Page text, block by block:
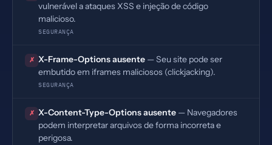
vulnerável a ataques XSS e injeção de código
malicioso.
SEGURANÇA
✗ X-Frame-Options ausente — Seu site pode ser
embutido em iframes maliciosos (clickjacking).
SEGURANÇA
✗ X-Content-Type-Options ausente — Navegadores
podem interpretar arquivos de forma incorreta e
perigosa.